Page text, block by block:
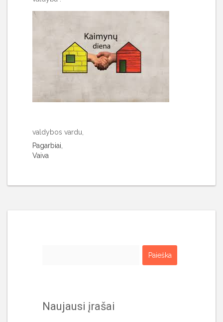
valdybos vardu,
Pagarbiai,
Vaiva
Naujausi įrašai